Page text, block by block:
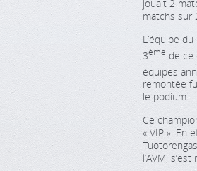
jouait 2
matchs sur
L’équipe
3ème de ce
équipes
remontée
le podium.
Ce
« VIP ». En
l’AVM,